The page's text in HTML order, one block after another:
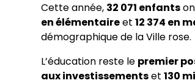
Cette année, 32 071 enfants
en élémentaireet12 374 en
démographique de la Ville rose.
L’éducation reste le premier
aux investissementset130